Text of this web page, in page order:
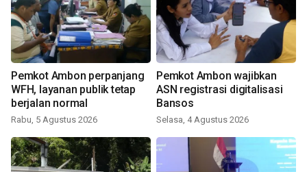
Pemkot Ambon perpanjang
WFH, layanan publik tetap
berjalan normal
Rabu, 5 Agustus 2026
Pemkot Ambon wajibkan
ASN registrasi digitalisasi
Bansos
Selasa, 4 Agustus 2026